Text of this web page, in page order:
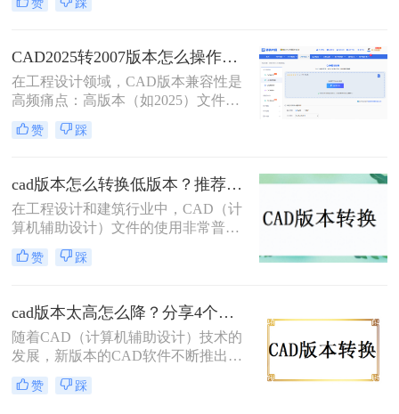
有方法均经2026年实测验证。特别强
感图纸必须使用Autodesk官方本地功
能！
CAD2025转2007版本怎么操作？5种安全有效方法实测（2026年最新版）!
在工程设计领域，CAD版本兼容性是
高频痛点：高版本（如2025）文件无
法被超低版本（2007）打开，导致协
作中断、进度延误。特别强调：2007
必要场景使用。那么CAD2025转2007
版本怎么操作呢？本文聚焦CAD
2025转2007核心解决方案，严格区分
安全使用场景，助您安全高效完成转
换！
赞 踩
cad版本怎么转换低版本？推荐这3种方法给大家！
在工程设计和建筑行业中，CAD（计
算机辅助设计）文件的使用非常普
遍。然而，由于不同项目和团队可能
使用不同版本的CAD软件，文件版本
怎么转换低版本呢？本文将详细介绍
三种将CAD文件版本转换为低版本的
方法。
赞 踩
cad版本太高怎么降？分享4个实用方法！
随着CAD（计算机辅助设计）技术的
发展，新版本的CAD软件不断推出，
带来了更多的功能和优化。然而，这
也意味着高版本的CAD文件可能无法
赞 踩